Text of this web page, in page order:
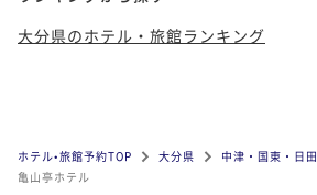
大分県のホテル・旅館ランキング
ホテル•旅館予約TOP 大分県 中津・国東・日田
亀山亭ホテル